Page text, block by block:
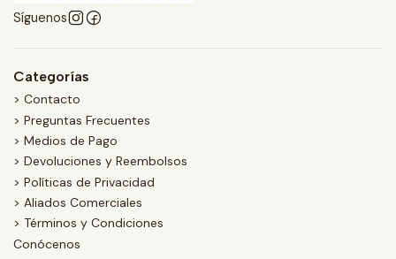
Síguenos
Categorías
> Contacto
> Preguntas Frecuentes
> Medios de Pago
> Devoluciones y Reembolsos
> Políticas de Privacidad
> Aliados Comerciales
> Términos y Condiciones
Conócenos